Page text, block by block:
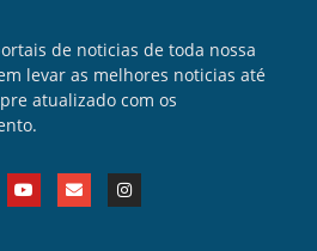
de noticias de toda nossa
levar as melhores noticias até
atualizado com os